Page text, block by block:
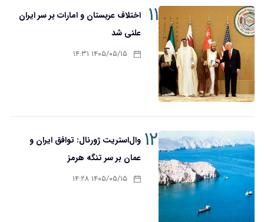
۱۱
اختلاف عربستان و امارات بر سر ایران
علنی شد
۱۴۰۵/۰۵/۱۵ ۱۴:۳۱
۱۲ وال‌استریت ژورنال: توافق ایران و
عمان بر سر تنگه هرمز
۱۴۰۵/۰۵/۱۵ ۱۴:۲۸